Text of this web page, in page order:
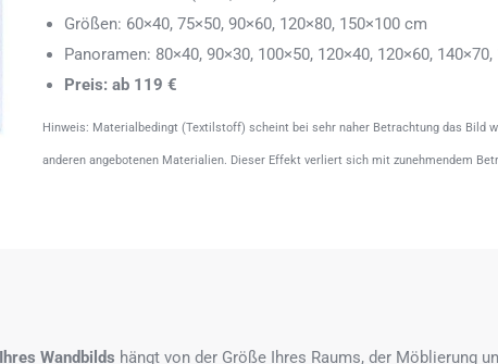
Größen: 60×40, 75×50, 90×60, 120×80, 150×100 cm
Panoramen: 80×40, 90×30, 100×50, 120×40, 120×60,
Preis: ab 119 €
Hinweis: Materialbedingt (Textilstoff) scheint bei sehr naher Betrachtung das Bild
anderen angebotenen Materialien. Dieser Effekt verliert sich mit zunehmendem
Ihres Wandbilds hängt von der Größe Ihres Raums, der Möblierung